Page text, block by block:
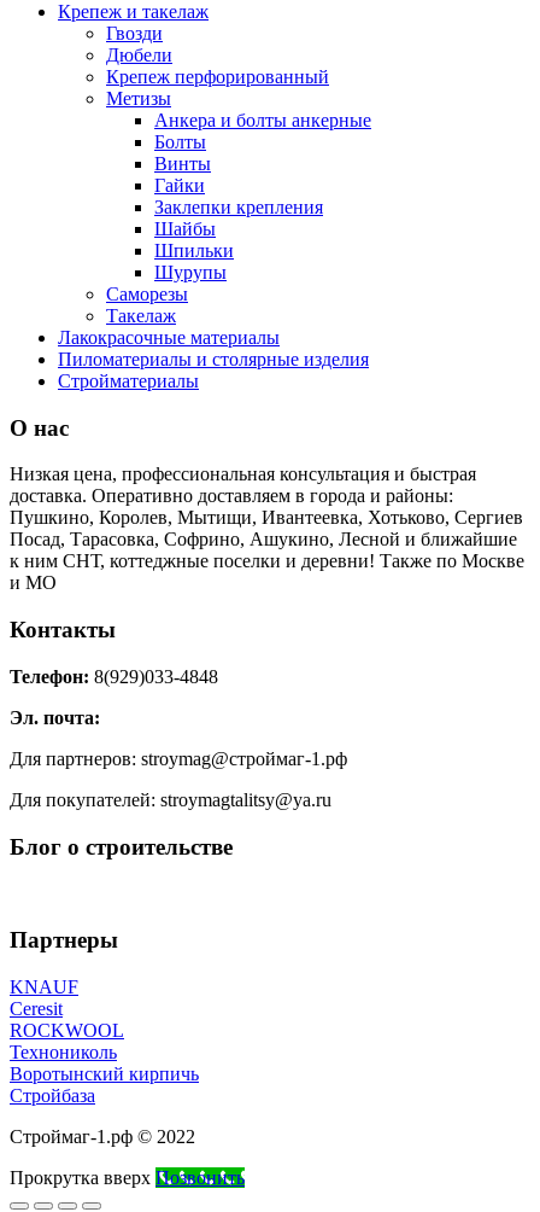
Крепеж и такелаж
Гвозди
Дюбели
Крепеж перфорированный
Метизы
Анкера и болты анкерные
Болты
Винты
Гайки
Заклепки крепления
Шайбы
Шпильки
Шурупы
Саморезы
Такелаж
Лакокрасочные материалы
Пиломатериалы и столярные изделия
Стройматериалы
О нас
Низкая цена, профессиональная консультация и быстрая
доставка. Оперативно доставляем в города и районы:
Пушкино, Королев, Мытищи, Ивантеевка, Хотьково, Сергиев
Посад, Тарасовка, Софрино, Ашукино, Лесной и ближайшие
к ним СНТ, коттеджные поселки и деревни! Также по Москве
и МО
Контакты
Телефон: 8(929)033-4848
Эл. почта:
Для партнеров: stroymag@строймаг-1.рф
Для покупателей: stroymagtalitsy@ya.ru
Блог о строительстве
Партнеры
KNAUF
Ceresit
ROCKWOOL
Технониколь
Воротынский кирпичь
Стройбаза
Строймаг-1.рф © 2022
Прокрутка вверх Позвонить